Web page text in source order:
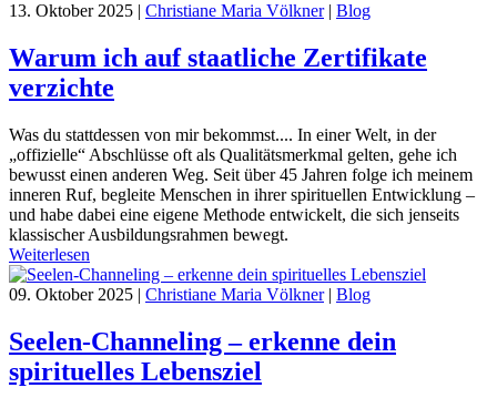
13. Oktober 2025 | Christiane Maria Völkner| Blog
Warum ich auf staatliche Zertifikate
verzichte
Was du stattdessen von mir bekommst.... In einer Welt, in der
„offizielle“ Abschlüsse oft als Qualitätsmerkmal gelten, gehe ich
bewusst einen anderen Weg. Seit über 45 Jahren folge ich meinem
inneren Ruf, begleite Menschen in ihrer spirituellen Entwicklung –
und habe dabei eine eigene Methode entwickelt, die sich jenseits
klassischer Ausbildungsrahmen bewegt.
Weiterlesen
09. Oktober 2025 | Christiane Maria Völkner| Blog
Seelen-Channeling – erkenne dein
spirituelles Lebensziel